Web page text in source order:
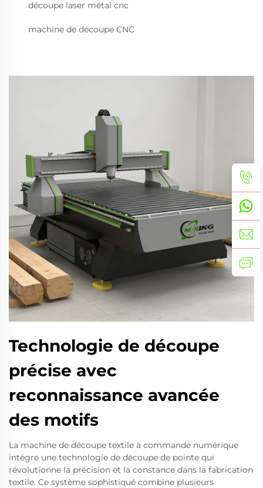
découpe laser métal cnc
machine de découpe CNC
Technologie de découpe
précise avec
reconnaissance avancée
des motifs
La machine de découpe textile à commande numérique
intègre une technologie de découpe de pointe qui
révolutionne la précision et la constance dans la fabrication
textile. Ce système sophistiqué combine plusieurs